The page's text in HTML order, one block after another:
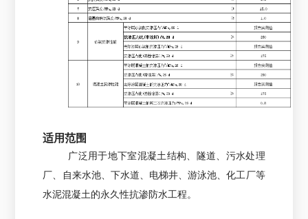
适用范围
广泛用于地下室混凝土结构、隧道、污水处理
厂、自来水池、下水道、电梯井、游泳池、化工厂等
水泥混凝土的永久性抗渗防水工程。